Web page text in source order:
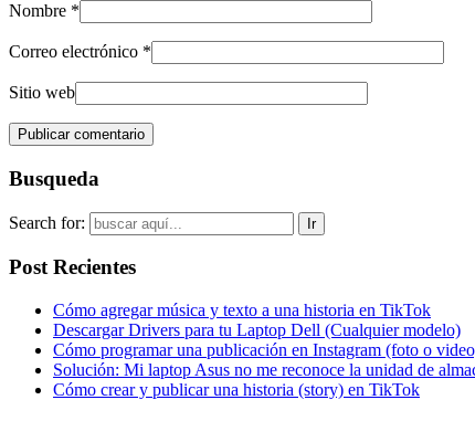
Nombre *
Correo electrónico *
Sitio web
Busqueda
Search for:
Post Recientes
Cómo agregar música y texto a una historia en TikTok
Descargar Drivers para tu Laptop Dell (Cualquier modelo)
Cómo programar una publicación en Instagram (foto o
Solución: Mi laptop Asus no me reconoce la unidad de
Cómo crear y publicar una historia (story) en TikTok